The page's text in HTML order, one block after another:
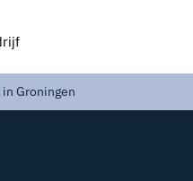
in Groningen